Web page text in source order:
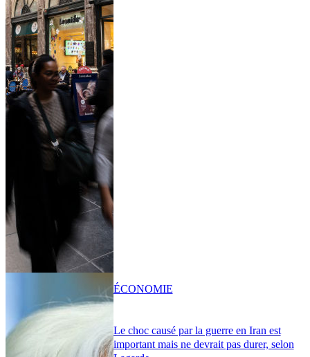
Le choc causé par la guerre en Iran est
important mais ne devrait pas durer, selon
ÉCONOMIE